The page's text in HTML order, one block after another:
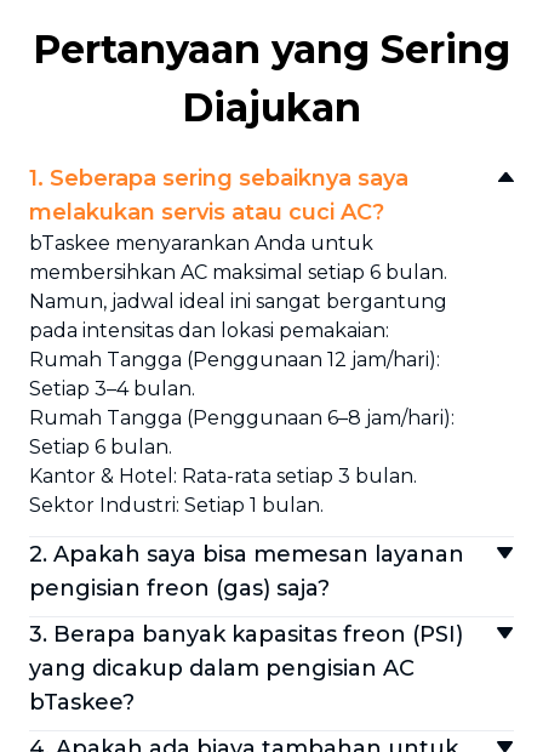
Pertanyaan yang Sering
Diajukan
1. Seberapa sering sebaiknya saya
melakukan servis atau cuci AC?
bTaskee menyarankan Anda untuk
membersihkan AC maksimal setiap 6 bulan.
Namun, jadwal ideal ini sangat bergantung
pada intensitas dan lokasi pemakaian:
Rumah Tangga (Penggunaan 12 jam/hari):
Setiap 3–4 bulan.
Rumah Tangga (Penggunaan 6–8 jam/hari):
Setiap 6 bulan.
Kantor & Hotel: Rata-rata setiap 3 bulan.
Sektor Industri: Setiap 1 bulan.
2. Apakah saya bisa memesan layanan
pengisian freon (gas) saja?
Tidak bisa. Layanan pengisian freon hanya
tersedia sebagai menu tambahan (add-on)
yang digabungkan dengan paket
pembersihan AC. Layanan ini tidak dapat
dipesan secara terpisah.
3. Berapa banyak kapasitas freon (PSI)
yang dicakup dalam pengisian AC
bTaskee?
Layanan standar kami mencakup pengisian